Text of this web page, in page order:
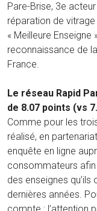
Pare-Brise, 3e
réparation de
« Meilleure
reconnaissance de
France.
Le réseau Rapid
de 8.07 points (vs
Comme pour les
réalisé, en
enquête en ligne
consommateurs
des enseignes
dernières années.